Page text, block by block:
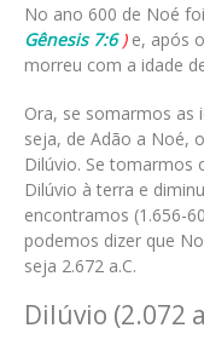
No ano 600 de Noé
Gênesis 7:6)e, após
morreu com a idade
Ora, se somarmos as
seja, de Adão a Noé,
Dilúvio. Se tomarmos
Dilúvio à terra e
encontramos (1.656-
podemos dizer que
seja 2.672 a.C.
Dilúvio (2.072